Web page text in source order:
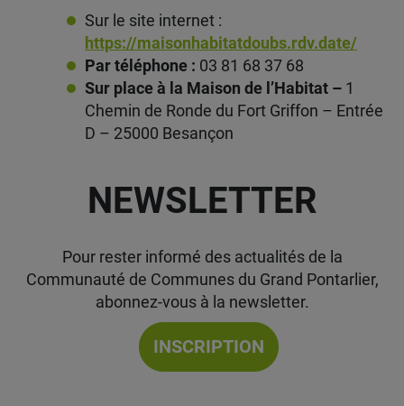
Sur le site internet :
https://maisonhabitatdoubs.rdv.date/
Par téléphone : 03 81 68 37 68
Sur place à la Maison de l’Habitat – 1
Chemin de Ronde du Fort Griffon – Entrée
D – 25000 Besançon
NEWSLETTER
Pour rester informé des actualités de la
Communauté de Communes du Grand Pontarlier,
abonnez-vous à la newsletter.
INSCRIPTION